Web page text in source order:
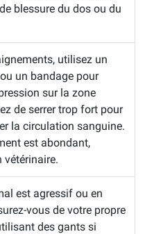
blessure du dos ou du
utilisez un
un bandage pour
sur la zone
de serrer trop fort pour
la circulation sanguine.
est abondant,
vétérinaire.
est agressif ou en
vous de votre propre
des gants si